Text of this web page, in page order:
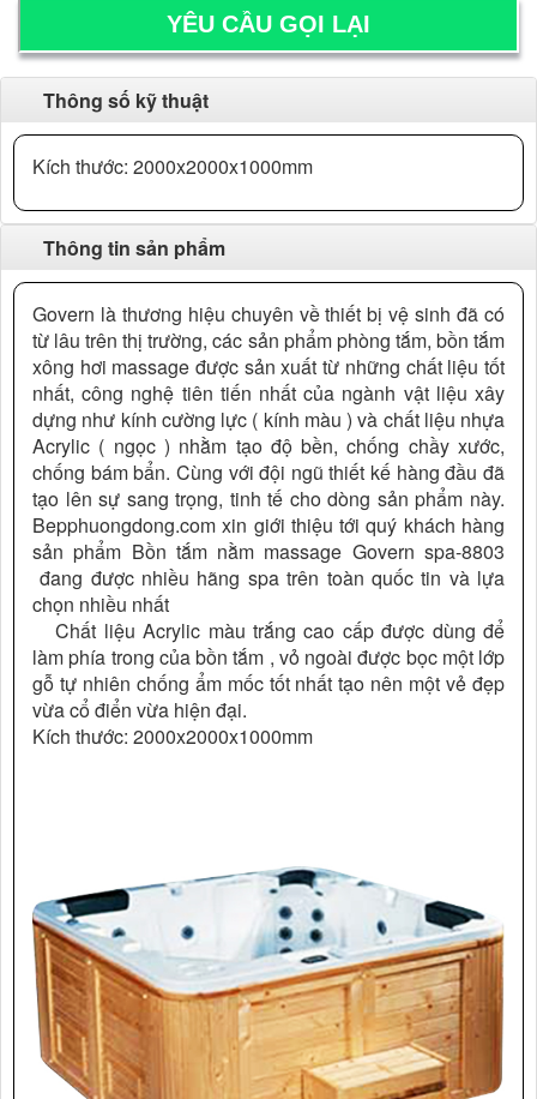
Thông số kỹ thuật
Kích thước: 2000x2000x1000mm
Thông tin sản phẩm
Govern là thương hiệu chuyên về thiết bị vệ sinh đã có
từ lâu trên thị trường, các sản phẩm phòng tắm, bồn tắm
xông hơi massage được sản xuất từ những chất liệu tốt
nhất, công nghệ tiên tiến nhất của ngành vật liệu xây
dựng như kính cường lực ( kính màu ) và chất liệu nhựa
Acrylic ( ngọc ) nhằm tạo độ bền, chống chầy xước,
chống bám bẩn. Cùng với đội ngũ thiết kế hàng đầu đã
tạo lên sự sang trọng, tinh tế cho dòng sản phẩm này.
Bepphuongdong.com xin giới thiệu tới quý khách hàng
sản phẩm Bồn tắm nằm massage Govern spa-8803
đang được nhiều hãng spa trên toàn quốc tin và lựa
chọn nhiều nhất
Chất liệu Acrylic màu trắng cao cấp được dùng để
làm phía trong của bồn tắm , vỏ ngoài được bọc một lớp
gỗ tự nhiên chống ẩm mốc tốt nhất tạo nên một vẻ đẹp
vừa cổ điển vừa hiện đại.
Kích thước: 2000x2000x1000mm